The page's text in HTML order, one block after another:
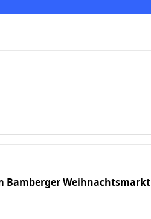
Bamberger Weihnachtsmarkt